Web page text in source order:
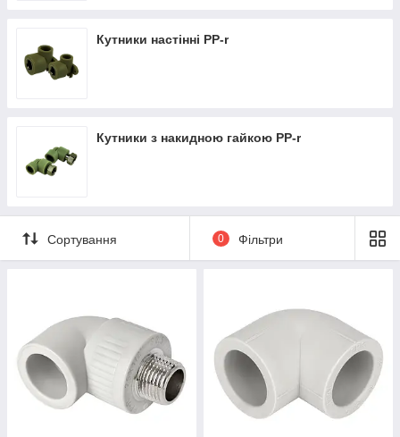
Кутники настінні PP-r
Кутники з накидною гайкою PP-r
Сортування 0 Фільтри